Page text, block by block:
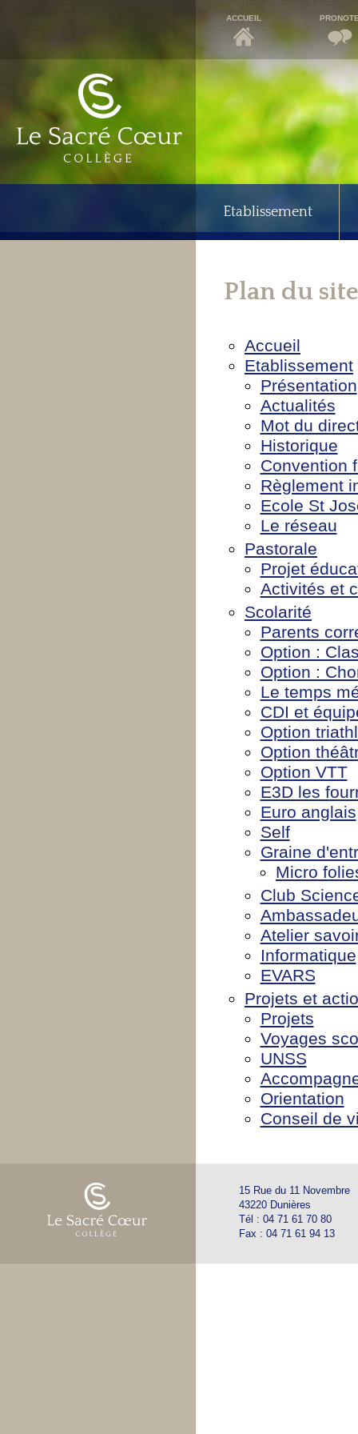
ACCUEIL
Etablissement
Plan du site
Accueil
Etablissement
Présentation
Actualités
Mot du
Historique
Convention
Règlement
Ecole St
Le réseau
Pastorale
Projet
Activités et
Scolarité
Parents
Option :
Option :
Le temps
CDI et
Option
Option
Option VTT
E3D les
Euro anglais
Self
Graine
Micro
Club
Atelier
Informatique
EVARS
Projets et
Projets
Voyages
UNSS
Orientation
Conseil de
15 Rue du 11 Novembre
43220 Dunières
Tél : 04 71 61 70 80
Fax : 04 71 61 94 13